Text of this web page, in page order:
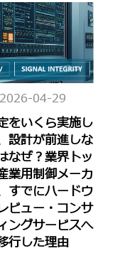
2026-04-29
をいくら実施し
設計が前進しな
なぜ？業界トッ
業用制御メーカ
すでにハードウ
ビュー・コンサ
ングサービスへ
行した理由